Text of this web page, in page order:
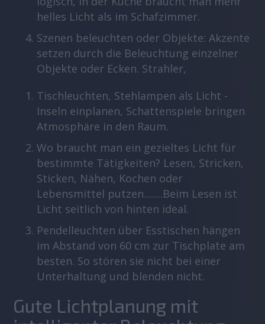
helles Licht als im Schafzimmer.
Szenen beleuchten oder Objekte: Akzente
setzen durch die Beleuchtung einzelner
Objekte oder Ecken. Strahler,
Tischleuchten, Stehlampen als Licht -
Inseln einplanen, Schattenspiele bringen
Atmosphäre in den Raum.
Wo braucht man ein gezieltes Licht für
bestimmte Tätigkeiten? Lesen, Stricken,
Sticken, Nähen, Kochen oder
Lebensmittel putzen........Beim Lesen ist
Licht seitlich von hinten ideal.
Pendelleuchten über Esstischen hängen
im Abstand von 60 cm zur Tischplate am
besten. So stören sie nicht bei einer
Unterhaltung und blenden nicht.
Gute Lichtplanung mit